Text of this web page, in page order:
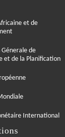
et de
de
et de la Planification
International